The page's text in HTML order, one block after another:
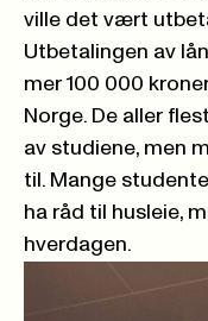
ville det vært
Utbetalingen av
mer 100 000
Norge. De aller
av studiene, men
til. Mange
ha råd til husleie,
hverdagen.